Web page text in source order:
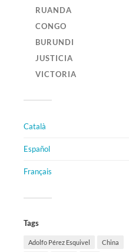
RUANDA
CONGO
BURUNDI
JUSTICIA
VICTORIA
Català
Español
Français
Tags
Adolfo Pérez Esquivel China